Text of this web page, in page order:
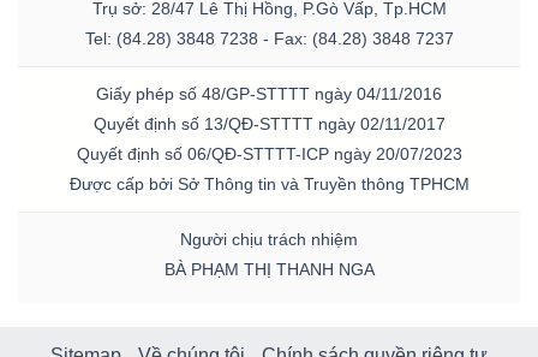
Trụ sở: 28/47 Lê Thị Hồng, P.Gò Vấp, Tp.HCM
Tel: (84.28) 3848 7238 - Fax: (84.28) 3848 7237
Giấy phép số 48/GP-STTTT ngày 04/11/2016
Quyết định số 13/QĐ-STTTT ngày 02/11/2017
Quyết định số 06/QĐ-STTTT-ICP ngày 20/07/2023
Được cấp bởi Sở Thông tin và Truyền thông TPHCM
Người chịu trách nhiệm
BÀ PHẠM THỊ THANH NGA